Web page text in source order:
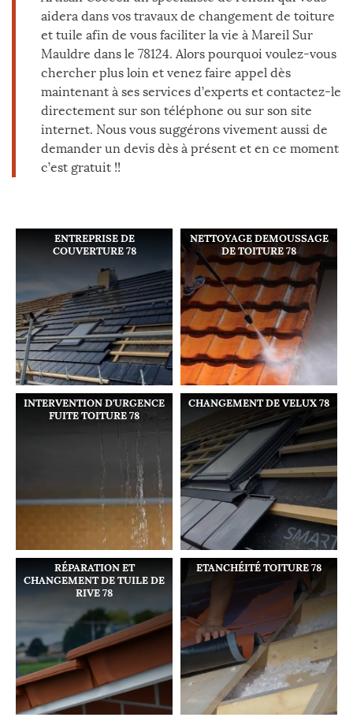
aidera dans vos travaux de changement de toiture
et tuile afin de vous faciliter la vie à Mareil Sur
Mauldre dans le 78124. Alors pourquoi voulez-vous
chercher plus loin et venez faire appel dès
maintenant à ses services d’experts et contactez-le
directement sur son téléphone ou sur son site
internet. Nous vous suggérons vivement aussi de
demander un devis dès à présent et en ce moment
c’est gratuit !!
ENTREPRISE DE
COUVERTURE 78
NETTOYAGE DEMOUSSAGE
DE TOITURE 78
INTERVENTION D'URGENCE
FUITE TOITURE 78
CHANGEMENT DE VELUX 78
RÉPARATION ET
CHANGEMENT DE TUILE DE
RIVE 78
ETANCHÉITÉ TOITURE 78